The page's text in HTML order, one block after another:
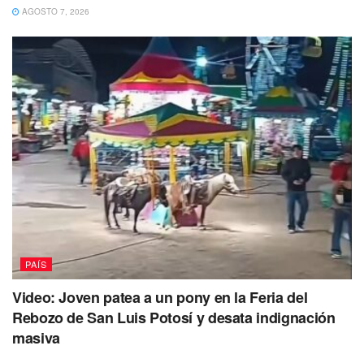
AGOSTO 7, 2026
PAÍS
Video: Joven patea a un pony en la Feria del
Rebozo de San Luis Potosí y desata indignación
masiva